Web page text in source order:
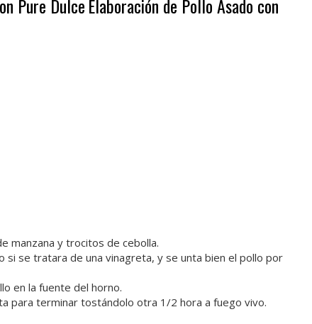
Pure DulceElaboración de Pollo Asado con
manzana y trocitos de cebolla.
si se tratara de una vinagreta, y se unta bien el pollo por
en la fuente del horno.
para terminar tostándolo otra 1/2 hora a fuego vivo.